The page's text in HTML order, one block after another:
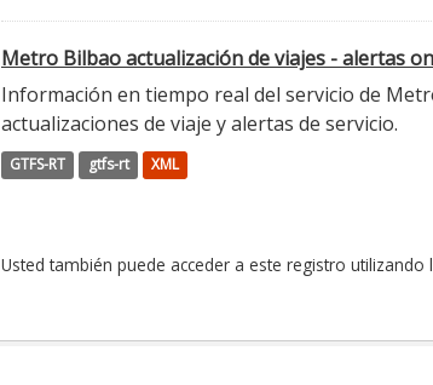
Metro Bilbao actualización de viajes - alertas
Información en tiempo real del servicio de
actualizaciones de viaje y alertas de servicio.
GTFS-RT gtfs-rt XML
Usted también puede acceder a este registro utilizando